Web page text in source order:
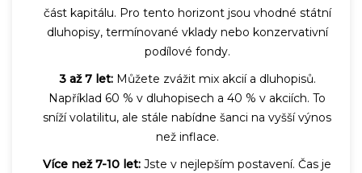
část kapitálu. Pro tento horizont jsou vhodné státní
dluhopisy, termínované vklady nebo konzervativní
podílové fondy.
3 až 7 let:Můžete zvážit mix akcií a dluhopisů.
Například 60 % v dluhopisech a 40 % v akciích. To
sníží volatilitu, ale stále nabídne šanci na vyšší výnos
než inflace.
Více než 7-10 let: Jste v nejlepším postavení. Čas je